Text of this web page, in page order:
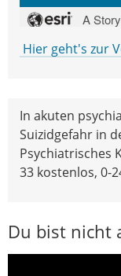
Hier geht's zur
In akuten
Suizidgefahr in
Psychiatrisches
33 kostenlos, 0-
Du bist nicht